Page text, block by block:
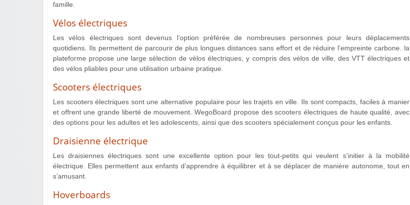
famille.
Vélos électriques
Les vélos électriques sont devenus l’option préférée de nombreuses personnes pour leurs déplacements
quotidiens. Ils permettent de parcourir de plus longues distances sans effort et de réduire l’empreinte carbone. la
plateforme propose une large sélection de vélos électriques, y compris des vélos de ville, des VTT électriques et
des vélos pliables pour une utilisation urbaine pratique.
Scooters électriques
Les scooters électriques sont une alternative populaire pour les trajets en ville. Ils sont compacts, faciles à manier
et offrent une grande liberté de mouvement. WegoBoard propose des scooters électriques de haute qualité, avec
des options pour les adultes et les adolescents, ainsi que des scooters spécialement conçus pour les enfants.
Draisienne électrique
Les draisiennes électriques sont une excellente option pour les tout-petits qui veulent s’initier à la mobilité
électrique. Elles permettent aux enfants d’apprendre à équilibrer et à se déplacer de manière autonome, tout en
s’amusant.
Hoverboards